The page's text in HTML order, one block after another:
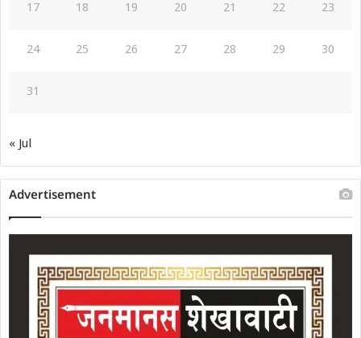
17 18 19 20 21 22 23
24 25 26 27 28 29 30
31
« Jul
Advertisement